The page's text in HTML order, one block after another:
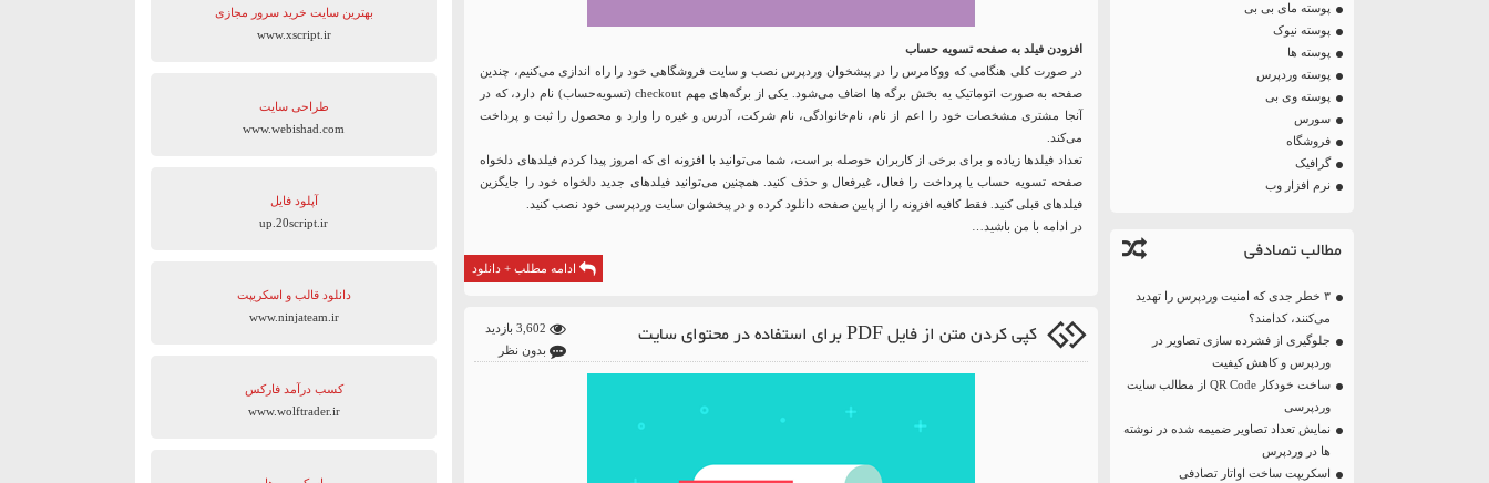
پوسته مای بی بی
پوسته نیوک
پوسته ها
پوسته وردپرس
پوسته وی بی
سورس
فروشگاه
گرافیک
نرم افزار وب
مطالب تصادفی
۳ خطر جدی که امنیت وردپرس را تهدید
می‌کنند، کدامند؟
جلوگیری از فشرده سازی تصاویر در
وردپرس و کاهش کیفیت
ساخت خودکار QR Code از مطالب سایت
وردپرسی
نمایش تعداد تصاویر ضمیمه شده در نوشته
ها در وردپرس
اسکریپت ساخت اواتار تصادفی
افزودن فیلد به صفحه تسویه حساب
در صورت کلی هنگامی که ووکامرس را در پیشخوان وردپرس نصب و سایت فروشگاهی خود را راه اندازی می‌کنیم، چندین
صفحه به صورت اتوماتیک یه بخش برگه ها اضاف می‌شود. یکی از برگه‌های مهم checkout (تسویه‌حساب) نام دارد، که در
آنجا مشتری مشخصات خود را اعم از نام، نام‌خانوادگی، نام شرکت، آدرس و غیره را وارد و محصول را ثبت و پرداخت
می‌کند.
تعداد فیلدها زیاده و برای برخی از کاربران حوصله بر است، شما می‌توانید با افزونه ای که امروز پیدا کردم فیلدهای دلخواه
صفحه تسویه حساب یا پرداخت را فعال، غیرفعال و حذف کنید. همچنین می‌توانید فیلدهای جدید دلخواه خود را جایگزین
فیلدهای قبلی کنید. فقط کافیه افزونه را از پایین صفحه دانلود کرده و در پیخشوان سایت وردپرسی خود نصب کنید.
در ادامه با من باشید…
ادامه مطلب + دانلود
کپی کردن متن از فایل PDF برای استفاده در محتوای سایت
بدون نظر
بهترین سایت‌ خرید سرور مجازی
www.xscript.ir
طراحی سایت
www.webishad.com
آپلود فایل
up.20script.ir
دانلود قالب و اسکریپت
www.ninjateam.ir
کسب درآمد فارکس
www.wolftrader.ir